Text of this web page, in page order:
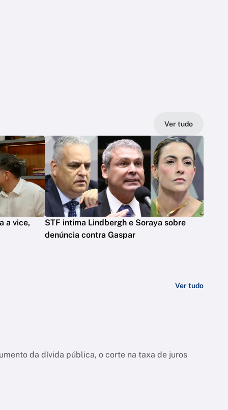
Ver tudo
a vice,
STF intima Lindbergh e Soraya sobre
denúncia contra Gaspar
Ver tudo
da dívida pública, o corte na taxa de juros